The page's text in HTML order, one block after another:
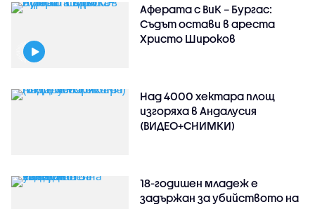
Аферата с ВиК – Бургас:
Съдът остави в ареста
Христо Широков
Над 4000 хектара площ
изгоряха в Андалусия
(ВИДЕО+СНИМКИ)
18-годишен младеж е
задържан за убийството на